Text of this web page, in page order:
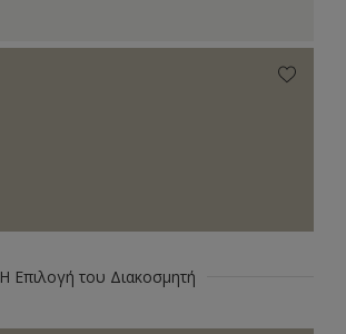
Η Επιλογή του Διακοσμητή